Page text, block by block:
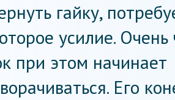
гайку,
усилие. Очень
при этом начинает
Его